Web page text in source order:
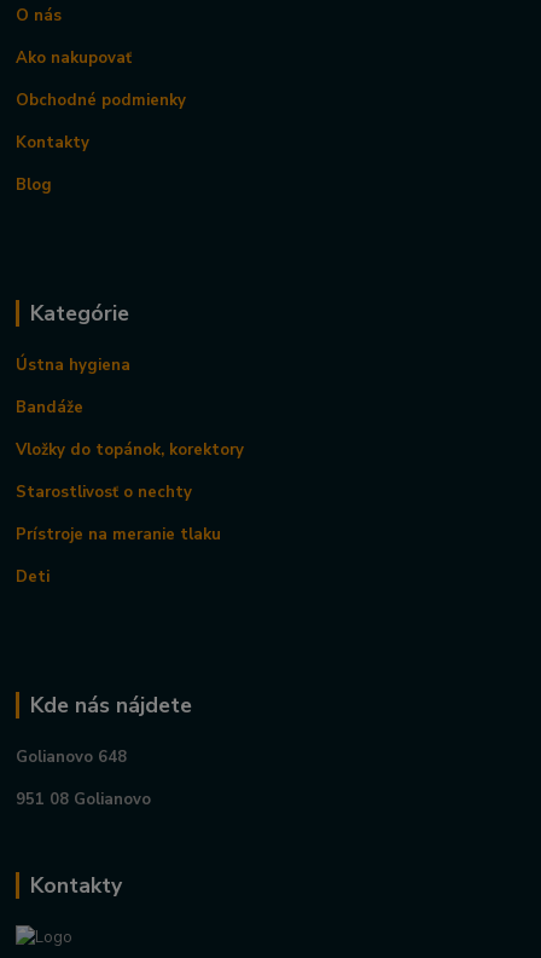
O nás
Ako nakupovať
Obchodné podmienky
Kontakty
Blog
Kategórie
Ústna hygiena
Bandáže
Vložky do topánok, korektory
Starostlivosť o nechty
Prístroje na meranie tlaku
Deti
Kde nás nájdete
Golianovo 648
951 08 Golianovo
Kontakty